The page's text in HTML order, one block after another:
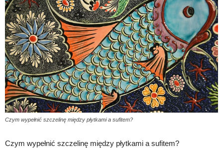
Czym wypełnić szczelinę między płytkami a sufitem?
Czym wypełnić szczelinę między płytkami a sufitem?